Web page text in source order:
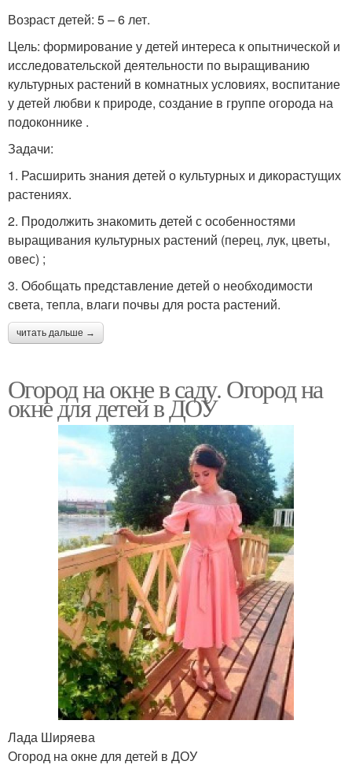
Возраст детей: 5 – 6 лет.
Цель: формирование у детей интереса к опытнической и
исследовательской деятельности по выращиванию
культурных растений в комнатных условиях, воспитание
у детей любви к природе, создание в группе огорода на
подоконнике .
Задачи:
1. Расширить знания детей о культурных и дикорастущих
растениях.
2. Продолжить знакомить детей с особенностями
выращивания культурных растений (перец, лук, цветы,
овес) ;
3. Обобщать представление детей о необходимости
света, тепла, влаги почвы для роста растений.
читать дальше →
Огород на окне в саду. Огород на
окне для детей в ДОУ
Лада Ширяева
Огород на окне для детей в ДОУ